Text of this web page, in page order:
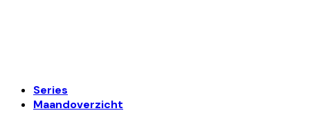
Series
Maandoverzicht